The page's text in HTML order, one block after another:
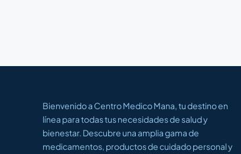
Bienvenido a Centro Medico Mana, tu destino en
línea para todas tus necesidades de salud y
bienestar. Descubre una amplia gama de
medicamentos, productos de cuidado personal y